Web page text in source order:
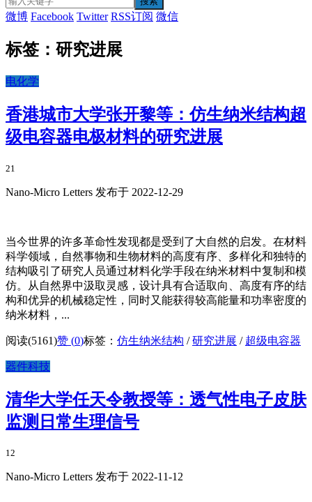
微博 Facebook Twitter RSS订阅 微信
标签：研究进展
电化学
香港城市大学张开黎等：仿生纳米结构超
级电容器电极材料的研究进展
21
Nano-Micro Letters 发布于 2022-12-29
当今世界的许多革命性发现都是受到了大自然的启发。在材料
科学领域，自然事物和生物材料的高度有序、多样化和独特的
结构吸引了研究人员通过材料化学手段在纳米材料中复制和模
仿。从自然界中汲取灵感，设计具有合适取向、高度有序的结
构和优异的机械稳定性，同时又能获得较高能量和功率密度的
纳米材料，...
阅读(5161)赞 (0)标签： 仿生纳米结构 /研究进展 / 超级电容器
器件科技
清华大学任天令教授等：透气性电子皮肤
监测日常生理信号
12
Nano-Micro Letters 发布于 2022-11-12